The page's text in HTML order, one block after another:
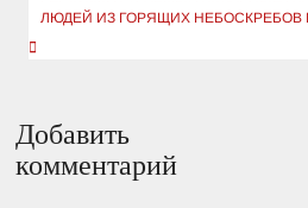
ЛЮДЕЙ ИЗ ГОРЯЩИХ НЕБОСКРЕБОВ
Добавить
комментарий